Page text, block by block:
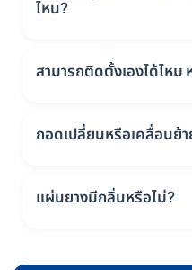
ปกติ หากต้องการฆ่าเชื้อสามา
ไหน?
สภาพแวดล้อม รุ่นที่ผลิตจากยา
พรีเมียมจะทนทานและใช้งานไ
สามารถติดตั้งเองได้ไห
ง่าย ไม่ต้องใช้กาวหรืออุปกรณ์
Rubber Tile แบบเรียบที่ต้อง
ถอดเปลี่ยนหรือเคลื่อนย้
และ Rubber Tile แบบจิ๊กซอว์ เ
แผ่นยางมีกลิ่นหรือไม่?